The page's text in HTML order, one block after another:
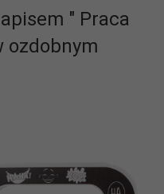
" Praca
ozdobnym